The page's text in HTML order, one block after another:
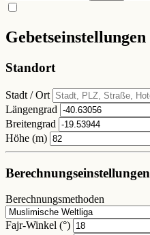
Gebetseinstellungen
Standort
Stadt / Ort
Längengrad
Breitengrad
Höhe (m)
Berechnungseinstellungen
Berechnungsmethoden
Fajr-Winkel (°)